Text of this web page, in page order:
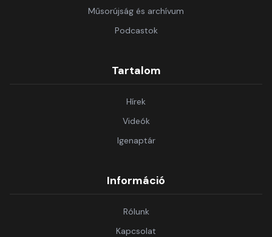
Műsorújság és archívum
Podcastok
Tartalom
Hírek
Videók
Igenaptár
Információ
Rólunk
Kapcsolat